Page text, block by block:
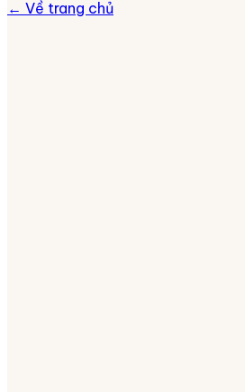
← Về trang chủ